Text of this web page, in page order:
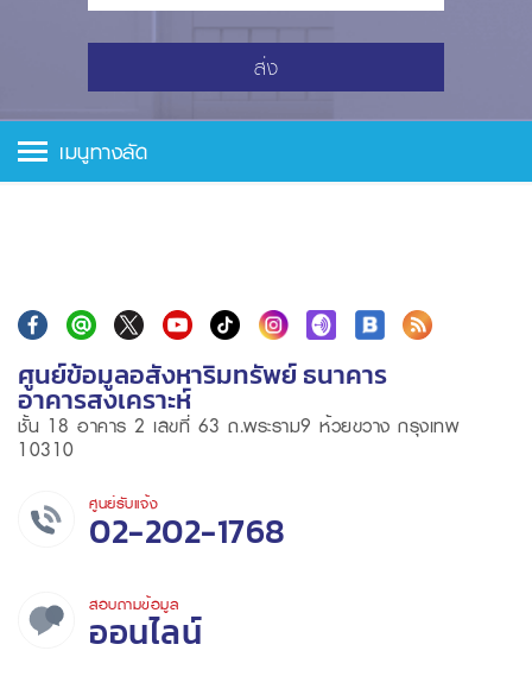
ส่ง
เมนูทางลัด
ศูนย์ข้อมูลอสังหาริมทรัพย์ ธนาคาร
อาคารสงเคราะห์
ชั้น 18 อาคาร 2 เลขที่ 63 ถ.พระราม9 ห้วยขวาง กรุงเทพ
10310
ศูนย์รับแจ้ง
02-202-1768
สอบถามข้อมูล
ออนไลน์